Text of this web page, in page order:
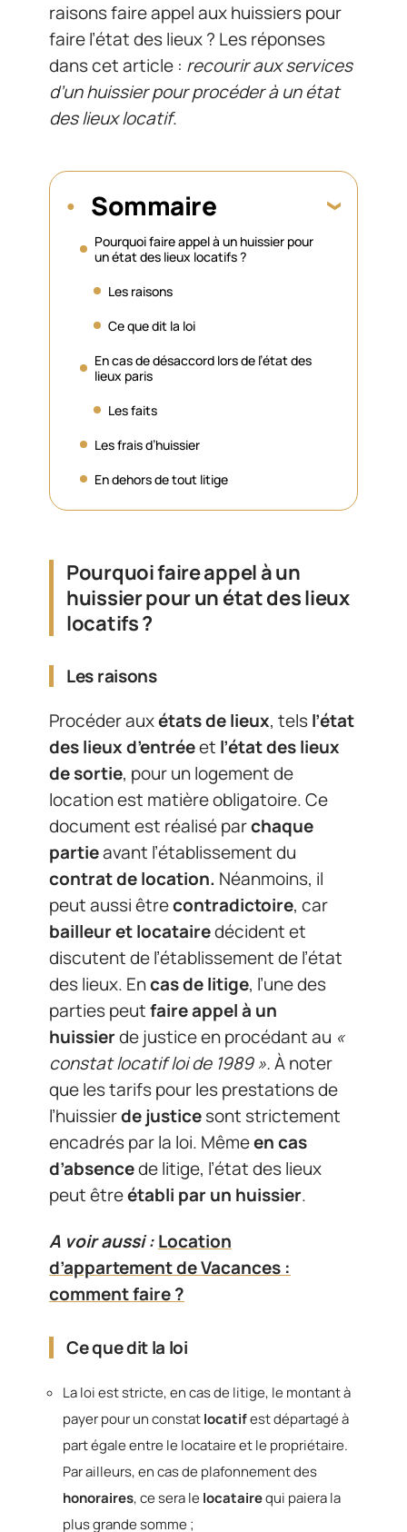
raisons faire appel aux huissiers pour
faire l’état des lieux ? Les réponses
dans cet article : recourir aux services
d’un huissier pour procéder à un état
des lieux locatif.
Sommaire
Pourquoi faire appel à un huissier pour
un état des lieux locatifs ?
Les raisons
Ce que dit la loi
En cas de désaccord lors de l’état des
lieux paris
Les faits
Les frais d’huissier
En dehors de tout litige
Pourquoi faire appel à un
huissier pour un état des lieux
locatifs ?
Les raisons
Procéder auxétats de lieux, telsl’état
des lieux d’entréeet l’état des lieux
de sortie, pour un logement de
location est matière obligatoire. Ce
document est réalisé parchaque
partieavant l’établissement du
contrat de location. Néanmoins, il
peut aussi êtrecontradictoire, car
bailleur et locatairedécident et
discutent de l’établissement de l’état
des lieux. Encas de litige, l’une des
parties peutfaire appel à un
huissierde justice en procédant au «
constat locatif loi de 1989 ».À noter
que les tarifs pour les prestations de
l’huissierde justicesont strictement
encadrés par la loi. Mêmeen cas
d’absencede litige, l’état des lieux
peut êtreétabli par un huissier.
A voir aussi :Location
d’appartement de Vacances :
comment faire ?
Ce que dit la loi
La loi est stricte, en cas de litige, le montant à
payer pour un constatlocatifest départagé à
part égale entre le locataire et le propriétaire.
Par ailleurs, en cas de plafonnement des
honoraires, ce sera lelocatairequi paiera la
plus grande somme ;